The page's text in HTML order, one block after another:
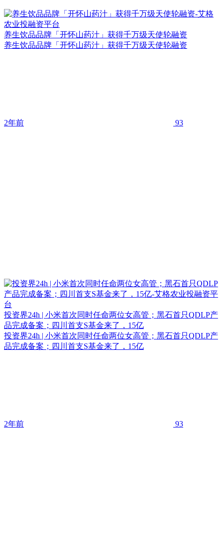
养生饮品品牌「开怀山药汁」获得千万级天使轮融资
养生饮品品牌「开怀山药汁」获得千万级天使轮融资
2年前 93
投资界24h | 小米首次同时任命两位女高管；黑石首只QDLP产
品完成备案；四川首支S基金来了，15亿
投资界24h | 小米首次同时任命两位女高管；黑石首只QDLP产
品完成备案；四川首支S基金来了，15亿
2年前 93